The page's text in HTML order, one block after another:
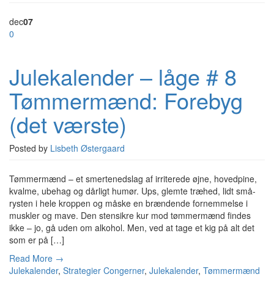
dec07
0
Julekalender – låge # 8
Tømmermænd: Forebyg
(det værste)
Posted by Lisbeth Østergaard
Tømmermænd – et smertenedslag af irriterede øjne, hovedpine,
kvalme, ubehag og dårligt humør. Ups, glemte træhed, lidt små-
rysten i hele kroppen og måske en brændende fornemmelse i
muskler og mave. Den stensikre kur mod tømmermænd findes
ikke – jo, gå uden om alkohol. Men, ved at tage et kig på alt det
som er på […]
Read More →
Julekalender, Strategier Congerner, Julekalender, Tømmermænd